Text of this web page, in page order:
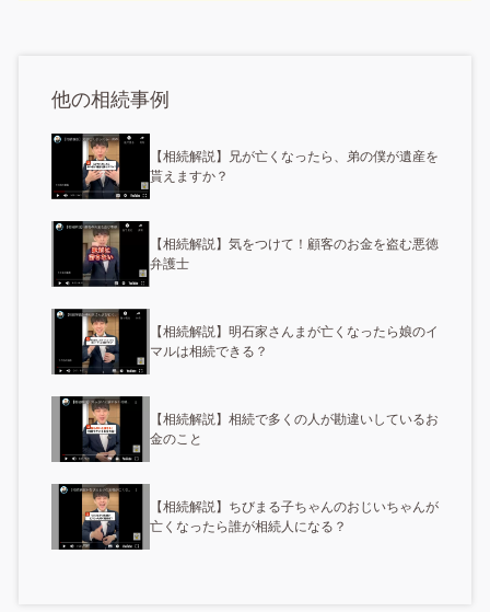
他の相続事例
【相続解説】兄が亡くなったら、弟の僕が遺産を
貰えますか？
【相続解説】気をつけて！顧客のお金を盗む悪徳
弁護士
【相続解説】明石家さんまが亡くなったら娘のイ
マルは相続できる？
【相続解説】相続で多くの人が勘違いしているお
金のこと
【相続解説】ちびまる子ちゃんのおじいちゃんが
亡くなったら誰が相続人になる？